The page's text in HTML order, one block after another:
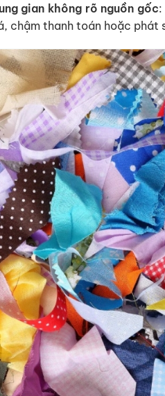
gian không rõ nguồn gốc
chậm thanh toán hoặc phát